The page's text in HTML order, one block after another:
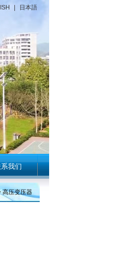
日本語
我们
高压变压器